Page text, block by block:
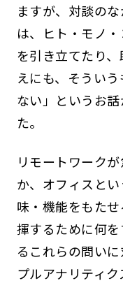
ますが、対談の
は、ヒト・モノ
を引き立てたり
えにも、そうい
ない」というお
た。
リモートワーク
か、オフィスと
味・機能をもた
揮するために何
るこれらの問い
プルアナリティ